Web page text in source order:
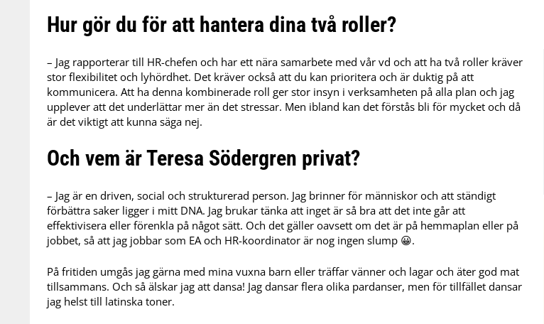
Hur gör du för att hantera dina två roller?
– Jag rapporterar till HR-chefen och har ett nära samarbete med vår vd och att ha två roller kräver
stor flexibilitet och lyhördhet. Det kräver också att du kan prioritera och är duktig på att
kommunicera. Att ha denna kombinerade roll ger stor insyn i verksamheten på alla plan och jag
upplever att det underlättar mer än det stressar. Men ibland kan det förstås bli för mycket och då
är det viktigt att kunna säga nej.
Och vem är Teresa Södergren privat?
– Jag är en driven, social och strukturerad person. Jag brinner för människor och att ständigt
förbättra saker ligger i mitt DNA. Jag brukar tänka att inget är så bra att det inte går att
effektivisera eller förenkla på något sätt. Och det gäller oavsett om det är på hemmaplan eller på
jobbet, så att jag jobbar som EA och HR-koordinator är nog ingen slump 😀.
På fritiden umgås jag gärna med mina vuxna barn eller träffar vänner och lagar och äter god mat
tillsammans. Och så älskar jag att dansa! Jag dansar flera olika pardanser, men för tillfället dansar
jag helst till latinska toner.